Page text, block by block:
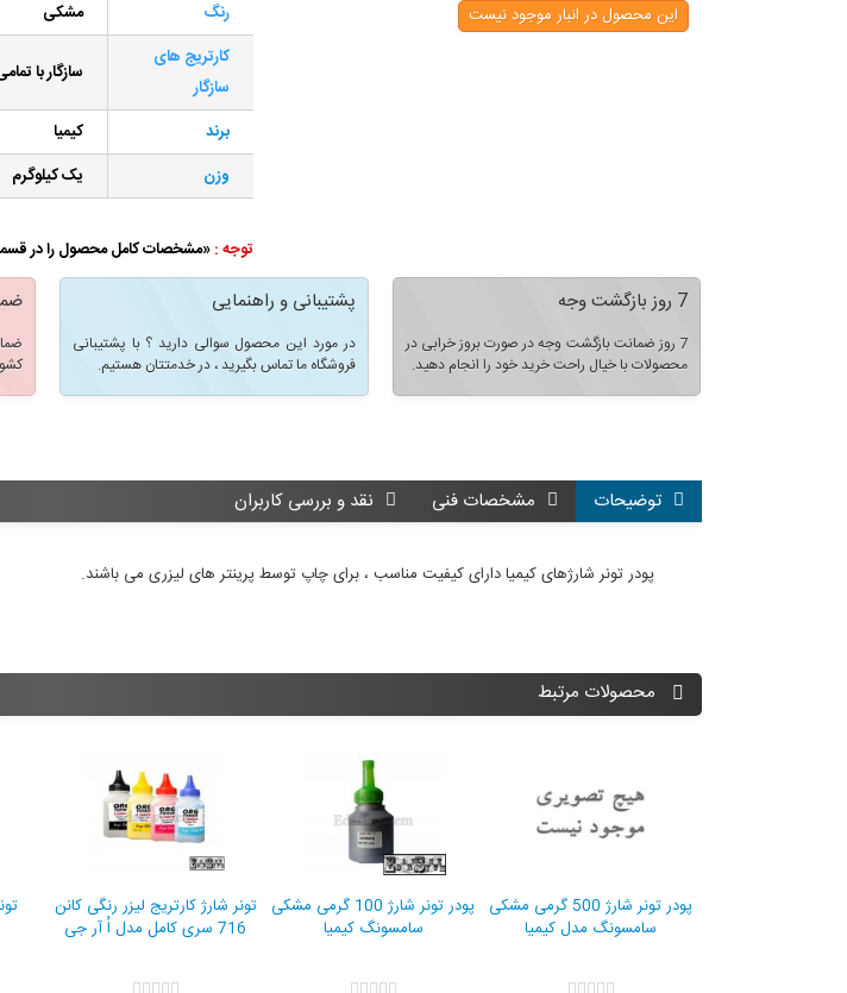
این محصول در انبار موجود نیست
رنگ
مشکی
کارتریج های
سازگار
سازگار با
برند
کیمیا
وزن
یک کیلوگرم
توجه :«مشخصات کامل محصول را در
7 روز بازگشت وجه
7 روز ضمانت بازگشت وجه در صورت بروز خرابی در
محصولات با خیال راحت خرید خود را انجام دهید.
پشتیبانی و راهنمایی
در مورد این محصول سوالی دارید ؟ با پشتیبانی
فروشگاه ما تماس بگیرید ، در خدمتتان هستیم.
توضیحات مشخصات فنی نقد و بررسی کاربران
پودر تونر شارژهای کیمیا دارای کیفیت مناسب ، برای چاپ توسط پرینتر های لیزری می باشند.
محصولات مرتبط
تونر شارژ کارتریج لیزر رنگی کانن
716 سری کامل مدل اُ آر جی
پودر تونر شارژ 100 گرمی مشکی
سامسونگ کیمیا
پودر تونر شارژ 500 گرمی مشکی
سامسونگ مدل کیمیا